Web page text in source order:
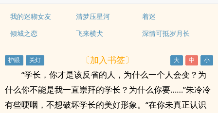
我的迷糊女友 清梦压星河
着迷
倾城之恋
飞来横犬 深情可抵岁月长
〔加入书签〕
“学长，你才是该反省的人，为什么一个人会变？为
什么你不能是我一直崇拜的学长？为什么你要……”朱冷冷
有些哽咽，不想破坏学长的美好形象。“在你未真正认识